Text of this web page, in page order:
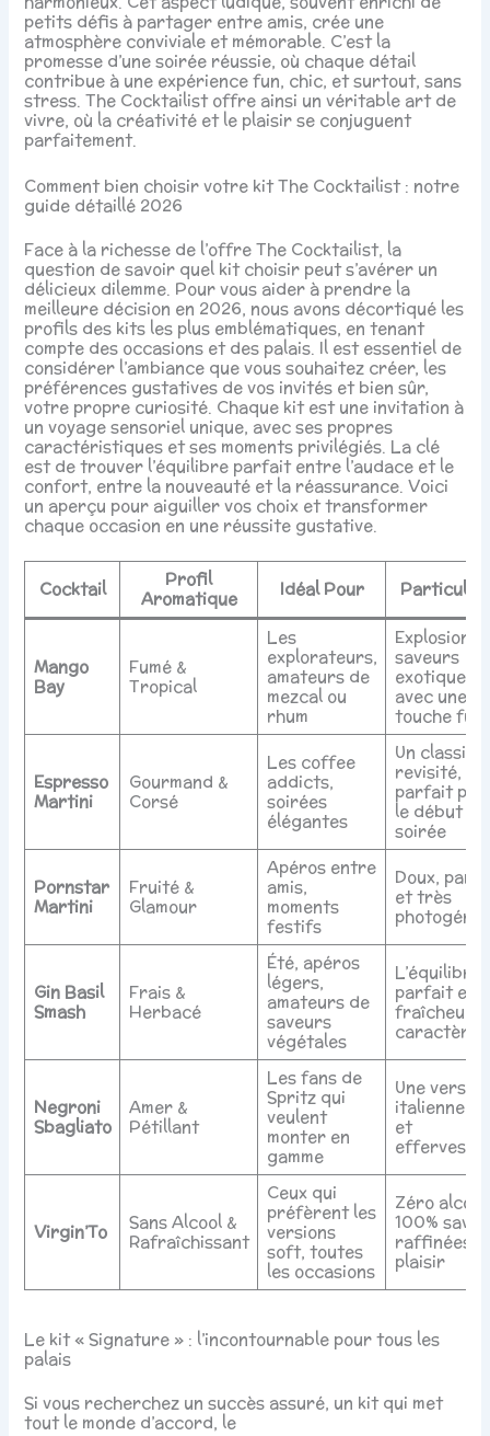
petits défis à partager entre amis, crée une
atmosphère conviviale et mémorable. C’est la
promesse d’une soirée réussie, où chaque détail
contribue à une expérience fun, chic, et surtout, sans
stress. The Cocktailist offre ainsi un véritable art de
vivre, où la créativité et le plaisir se conjuguent
parfaitement.
Comment bien choisir votre kit The Cocktailist : notre
guide détaillé 2026
Face à la richesse de l’offre The Cocktailist, la
question de savoir quel kit choisir peut s’avérer un
délicieux dilemme. Pour vous aider à prendre la
meilleure décision en 2026, nous avons décortiqué les
profils des kits les plus emblématiques, en tenant
compte des occasions et des palais. Il est essentiel de
considérer l’ambiance que vous souhaitez créer, les
préférences gustatives de vos invités et bien sûr,
votre propre curiosité. Chaque kit est une invitation à
un voyage sensoriel unique, avec ses propres
caractéristiques et ses moments privilégiés. La clé
est de trouver l’équilibre parfait entre l’audace et le
confort, entre la nouveauté et la réassurance. Voici
un aperçu pour aiguiller vos choix et transformer
chaque occasion en une réussite gustative.
Cocktail
Profil
Aromatique
Idéal Pour
Mango
Bay
Fumé &
Tropical
Les
explorateurs,
amateurs de
mezcal ou
rhum
Explosion
saveurs
exotiques
avec une
touche
Espresso
Martini
Gourmand &
Corsé
Les coffee
addicts,
soirées
élégantes
Un
revisité,
parfait
le début de
soirée
Pornstar
Martini
Fruité &
Glamour
Apéros entre
amis,
moments
festifs
Doux,
et très
Gin Basil
Smash
Frais &
Herbacé
Été, apéros
légers,
amateurs de
saveurs
végétales
L’équilibre
parfait
fraîcheur
caractère
Negroni
Sbagliato
Amer &
Pétillant
Les fans de
Spritz qui
veulent
monter en
gamme
Une version
italienne
et
Virgin’To
Sans Alcool &
Rafraîchissant
Ceux qui
préfèrent les
versions
soft, toutes
les occasions
Zéro alcool,
100%
raffinées
plaisir
Le kit « Signature » : l’incontournable pour tous les
palais
Si vous recherchez un succès assuré, un kit qui met
tout le monde d’accord, le